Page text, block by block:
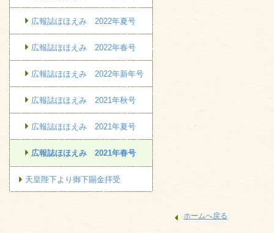
広報誌ほほえみ 2022年夏号
広報誌ほほえみ 2022年春号
広報誌ほほえみ 2022年新年号
広報誌ほほえみ 2021年秋号
広報誌ほほえみ 2021年夏号
広報誌ほほえみ 2021年春号
天皇陛下より御下賜金拝受
ホームへ戻る